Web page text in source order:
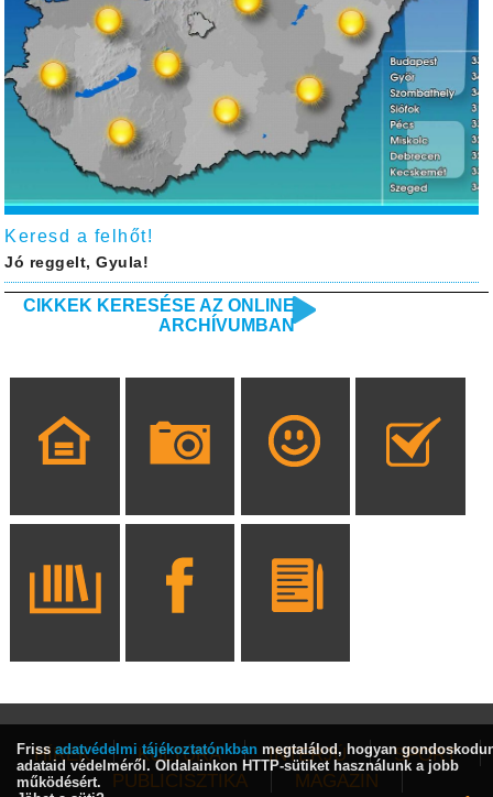
Keresd a felhőt!
Jó reggelt, Gyula!
CIKKEK KERESÉSE AZ ONLINE
ARCHÍVUMBAN
HÍREK KULTÚRA INTERJÚ
SPORT
PUBLICISZTIKA
MAGAZIN
Friss adatvédelmi tájékoztatónkban megtalálod, hogyan
adataid védelméről. Oldalainkon HTTP-sütiket használunk a jobb
működésért.